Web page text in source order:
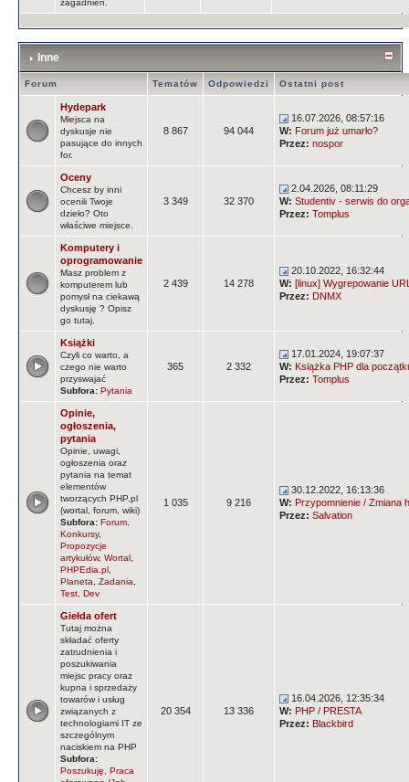
zagadnień.
Inne
Forum Tematów Odpowiedzi Ostatni post
Hydepark
Miejsca na
dyskusje nie
pasujące do innych
for.
8 867 94 044
16.07.2026, 08:57:16
W: Forum już umarło?
Przez: nospor
Oceny
Chcesz by inni
ocenili Twoje
dzieło? Oto
właściwe miejsce.
3 349 32 370
2.04.2026, 08:11:29
W: Studentiv - serwis do
Przez: Tomplus
Komputery i
oprogramowanie
Masz problem z
komputerem lub
pomysł na ciekawą
dyskusję ? Opisz
go tutaj.
2 439 14 278
20.10.2022, 16:32:44
W: [linux] Wygrepowanie
Przez: DNMX
Książki
Czyli co warto, a
czego nie warto
przyswajać
Subfora: Pytania
365 2 332
17.01.2024, 19:07:37
W: Książka PHP dla
Przez: Tomplus
Opinie,
ogłoszenia,
pytania
Opinie, uwagi,
ogłoszenia oraz
pytania na temat
elementów
tworzących PHP.pl
(wortal, forum, wiki)
Subfora: Forum
Konkursy,
Propozycje
artykułów, Wortal
PHPEdia.pl
Planeta
Zadania
Test Dev
1 035 9 216
30.12.2022, 16:13:36
W: Przypomnienie / Zmiana
Przez: Salvation
Giełda ofert
Tutaj można
składać oferty
zatrudnienia i
poszukiwania
miejsc pracy oraz
kupna i sprzedaży
towarów i usług
związanych z
technologiami IT ze
szczególnym
naciskiem na PHP
Subfora:
Poszukuję
Praca
20 354 13 336
16.04.2026, 12:35:34
W: PHP / PRESTA
Przez: Blackbird